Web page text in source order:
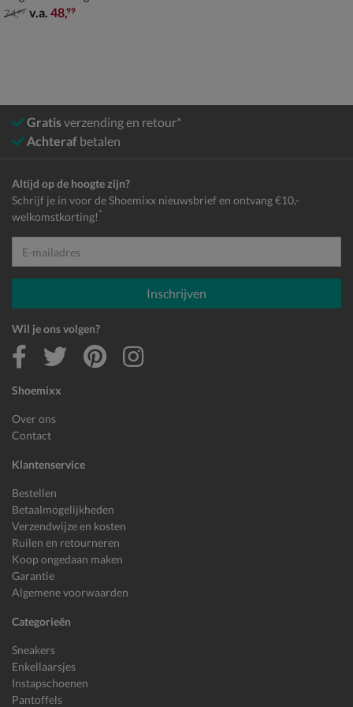
van € 74,99 vanaf € 48,99
74,99 v.a. 48,99
Gratisverzending en retour*
Achteraf betalen
Shoemixx
Over ons
Contact
Klantenservice
Bestellen
Betaalmogelijkheden
Verzendwijze en kosten
Ruilen en retourneren
Koop ongedaan maken
Garantie
Algemene voorwaarden
Categorieën
Sneakers
Enkellaarsjes
Instapschoenen
Pantoffels
Altijd op de hoogte zijn?
Schrijf je in voor de Shoemixx nieuwsbrief en ontvang €10,-
welkomstkorting! *
E-mailadres
Inschrijven
Wil je ons volgen?